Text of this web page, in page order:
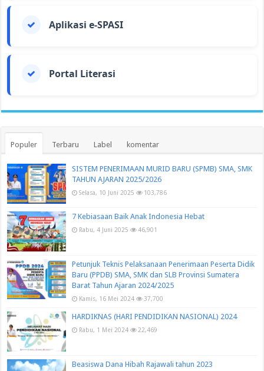
Aplikasi e-SPASI
Portal Literasi
Populer Terbaru Label komentar
SISTEM PENERIMAAN MURID BARU (SPMB) SMA, SMK
TAHUN AJARAN 2025/2026
Selasa, 10 Juni 2025 103,786
7 Kebiasaan Baik Anak Indonesia Hebat
Rabu, 4 Juni 2025 46,901
Petunjuk Teknis Pelaksanaan Penerimaan Peserta Didik
Baru (PPDB) SMA, SMK dan SLB Provinsi Sumatera
Barat Tahun Ajaran 2024/2025
Kamis, 16 Mei 2024 37,700
HARDIKNAS (HARI PENDIDIKAN NASIONAL) 2024
Rabu, 1 Mei 2024 22,469
Beasiswa Dana Hibah Rajawali tahun 2023